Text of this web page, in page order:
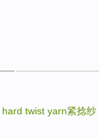
hard twist yarn紧捻纱